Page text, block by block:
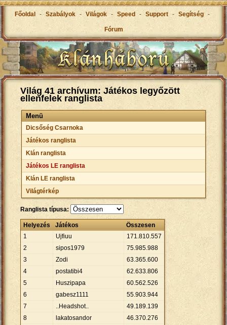
Főoldal - Szabályok - Világok - Speed - Support - Segítség -
Fórum
Világ 41 archívum: Játékos legyőzött
ellenfelek ranglista
Menü
Dicsőség Csarnoka
Játékos ranglista
Klán ranglista
Játékos LE ranglista
Klán LE ranglista
Világtérkép
Ranglista típusa:
Helyezés Játékos
Összesen
1
Ujfiuu 171.810.557
2
sipos1979 75.985.988
3
Zodi 63.365.600
4
postatibi4 62.633.806
5
Huszipapa 60.562.526
6
gabesz1111 55.903.944
7
..Headshot.. 49.189.139
8
lakatosandor 46.370.276